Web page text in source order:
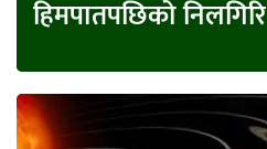
हिमपातपछिको निलगिरि